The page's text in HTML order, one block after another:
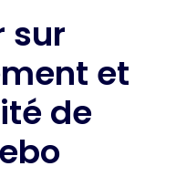
sur
et
de